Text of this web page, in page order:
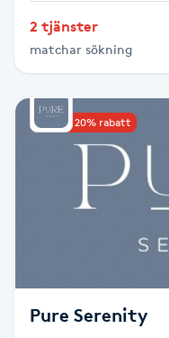
Ombre
Ombre naglar
Ortopedi
2 tjänster
matchar sökning
Upp till 20% rabatt
Pure Serenity